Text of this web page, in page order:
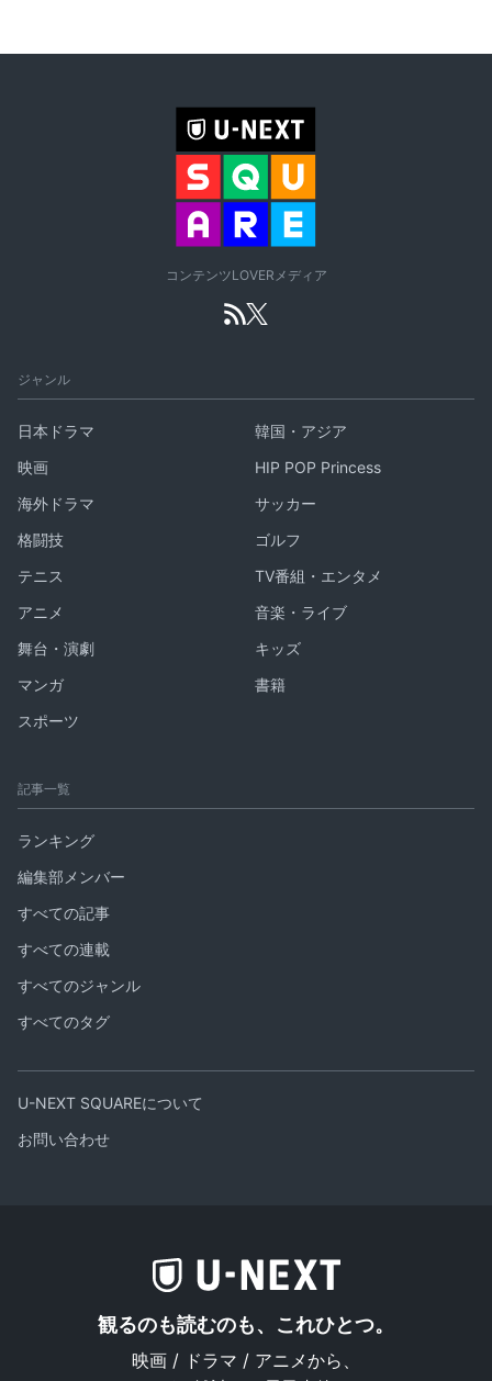
コンテンツLOVERメディア
ジャンル
日本ドラマ
韓国・アジア
映画
HIP POP Princess
海外ドラマ
サッカー
格闘技
ゴルフ
テニス
TV番組・エンタメ
アニメ
音楽・ライブ
舞台・演劇
キッズ
マンガ
書籍
スポーツ
記事一覧
ランキング
編集部メンバー
すべての記事
すべての連載
すべてのジャンル
すべてのタグ
U-NEXT SQUAREについて
お問い合わせ
観るのも読むのも、これひとつ。
映画 / ドラマ / アニメから、